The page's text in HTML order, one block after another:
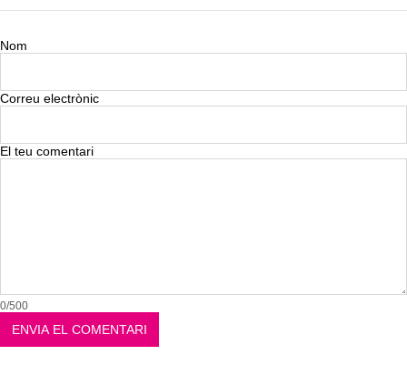
Nom
Correu electrònic
El teu comentari
0/500